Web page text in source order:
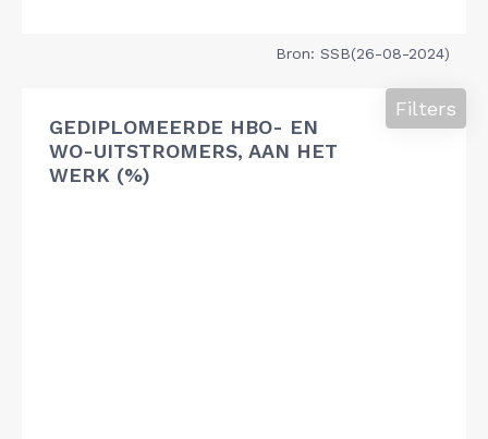
Bron: SSB(26-08-2024)
GEDIPLOMEERDE HBO- EN
WO-UITSTROMERS, AAN HET
WERK (%)
Filters